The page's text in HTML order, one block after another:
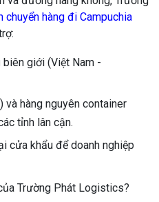
chuyển hàng đi Campuchia
biên giới (Việt Nam -
và hàng nguyên container
tỉnh lân cận.
cửa khẩu để doanh nghiệp
Trường Phát Logistics?